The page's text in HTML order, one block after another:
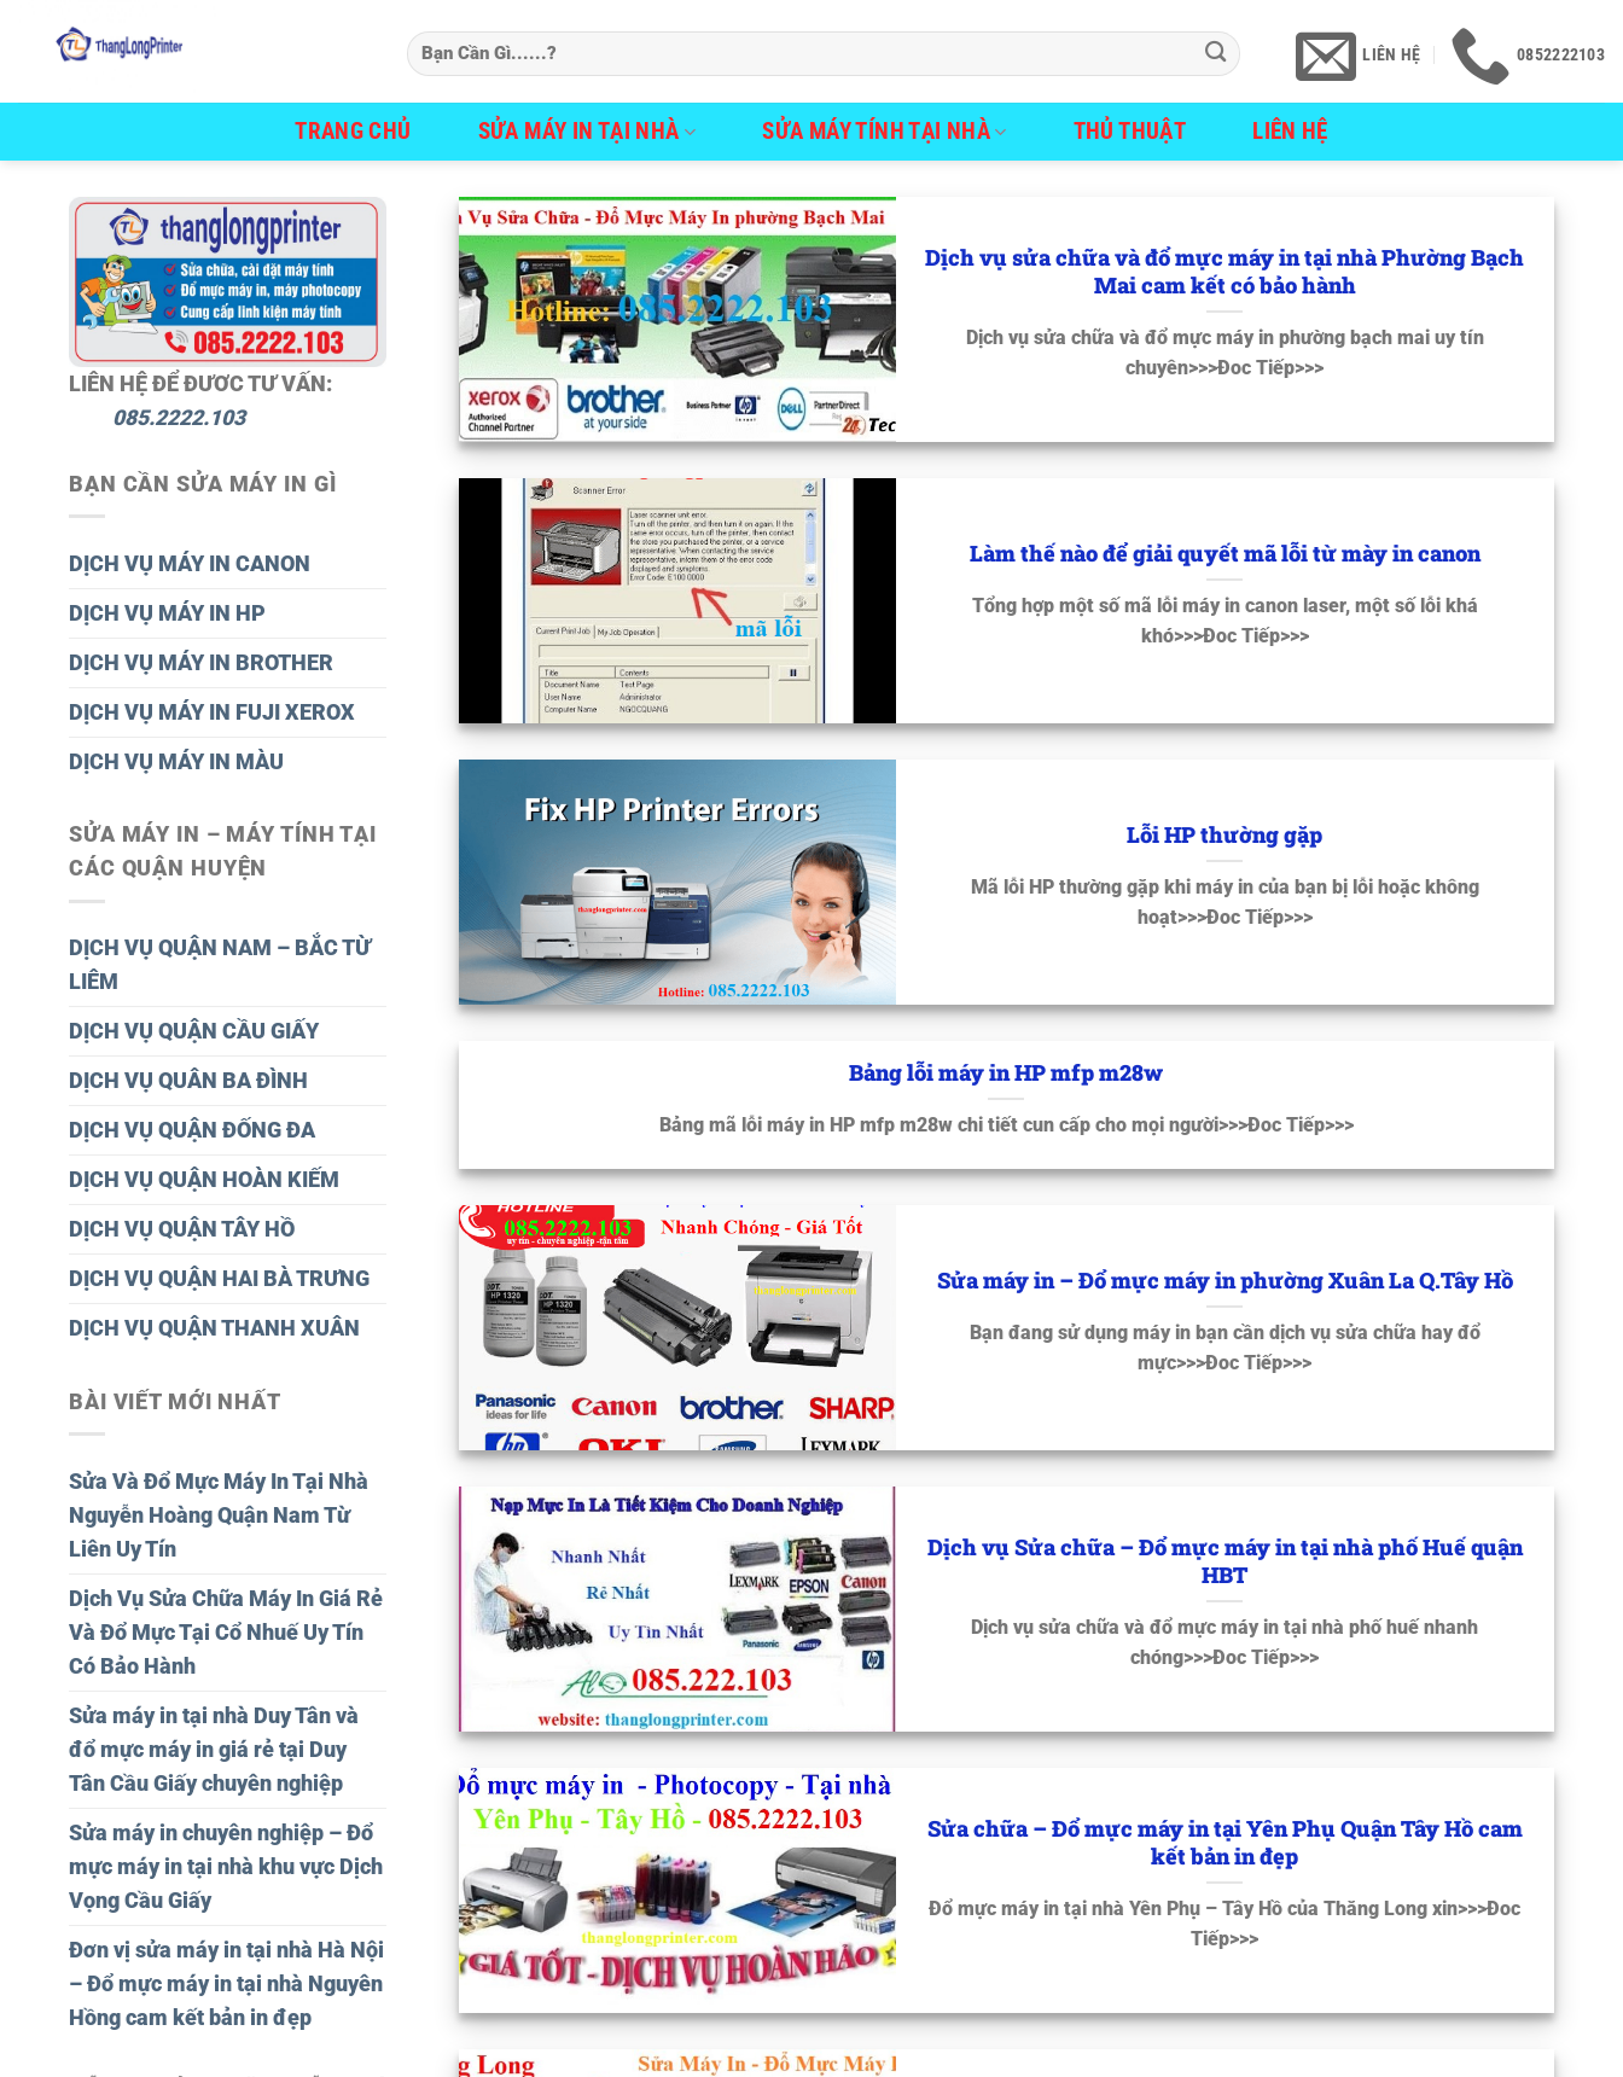
LIÊN HỆ 0852222103
TRANG CHỦ SỬA MÁY IN TẠI NHÀ SỬA MÁY TÍNH TẠI NHÀ THỦ THUẬT LIÊN HỆ
LIÊN HỆ ĐỂ ĐƯƠC TƯ VẤN:
085.2222.103
BẠN CẦN SỬA MÁY IN GÌ
DỊCH VỤ MÁY IN CANON
DỊCH VỤ MÁY IN HP
DỊCH VỤ MÁY IN BROTHER
DỊCH VỤ MÁY IN FUJI XEROX
DỊCH VỤ MÁY IN MÀU
SỬA MÁY IN – MÁY TÍNH TẠI
CÁC QUẬN HUYỆN
DỊCH VỤ QUẬN NAM – BẮC TỪ
LIÊM
DỊCH VỤ QUẬN CẦU GIẤY
DỊCH VỤ QUÂN BA ĐÌNH
DỊCH VỤ QUẬN ĐỐNG ĐA
DỊCH VỤ QUẬN HOÀN KIẾM
DỊCH VỤ QUẬN TÂY HỒ
DỊCH VỤ QUẬN HAI BÀ TRƯNG
DỊCH VỤ QUẬN THANH XUÂN
BÀI VIẾT MỚI NHẤT
Sửa Và Đổ Mực Máy In Tại Nhà
Nguyễn Hoàng Quận Nam Từ
Liên Uy Tín
Dịch Vụ Sửa Chữa Máy In Giá Rẻ
Và Đổ Mực Tại Cổ Nhuế Uy Tín
Có Bảo Hành
Sửa máy in tại nhà Duy Tân và
đổ mực máy in giá rẻ tại Duy
Tân Cầu Giấy chuyên nghiệp
Sửa máy in chuyên nghiệp – Đổ
mực máy in tại nhà khu vực Dịch
Vọng Cầu Giấy
Đơn vị sửa máy in tại nhà Hà Nội
– Đổ mực máy in tại nhà Nguyên
Hồng cam kết bản in đẹp
Dịch vụ sửa chữa và đổ mực máy in tại nhà Phường Bạch
Mai cam kết có bảo hành
Dịch vụ sửa chữa và đổ mực máy in phường bạch mai uy tín
chuyên>>>Đoc Tiếp>>>
Làm thế nào để giải quyết mã lỗi từ mày in canon
Tổng hợp một số mã lỗi máy in canon laser, một số lỗi khá
khó>>>Đoc Tiếp>>>
Lỗi HP thường gặp
Mã lỗi HP thường gặp khi máy in của bạn bị lỗi hoặc không
hoạt>>>Đoc Tiếp>>>
Bảng lỗi máy in HP mfp m28w
Bảng mã lỗi máy in HP mfp m28w chi tiết cun cấp cho mọi người>>>Đoc Tiếp>>>
Sửa máy in – Đổ mực máy in phường Xuân La Q.Tây Hồ
Bạn đang sử dụng máy in bạn cần dịch vụ sửa chữa hay đổ
mực>>>Đoc Tiếp>>>
Dịch vụ Sửa chữa – Đổ mực máy in tại nhà phố Huế quận
HBT
Dịch vụ sửa chữa và đổ mực máy in tại nhà phố huế nhanh
chóng>>>Đoc Tiếp>>>
Sửa chữa – Đổ mực máy in tại Yên Phụ Quận Tây Hồ cam
kết bản in đẹp
Đổ mực máy in tại nhà Yên Phụ – Tây Hồ của Thăng Long xin>>>Đoc
Tiếp>>>